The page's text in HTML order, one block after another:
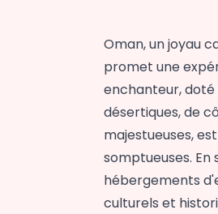
Oman, un joyau
promet une
enchanteur, doté
désertiques, de
majestueuses,
somptueuses. En
hébergements
culturels et